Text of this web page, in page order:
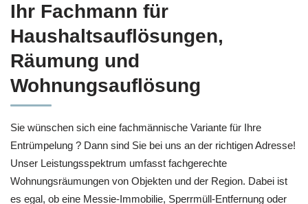
Ihr Fachmann für
Haushaltsauflösungen,
Räumung und
Wohnungsauflösung
Sie wünschen sich eine fachmännische Variante für Ihre
Entrümpelung ? Dann sind Sie bei uns an der richtigen Adresse!
Unser Leistungsspektrum umfasst fachgerechte
Wohnungsräumungen von Objekten und der Region. Dabei ist
es egal, ob eine Messie-Immobilie, Sperrmüll-Entfernung oder